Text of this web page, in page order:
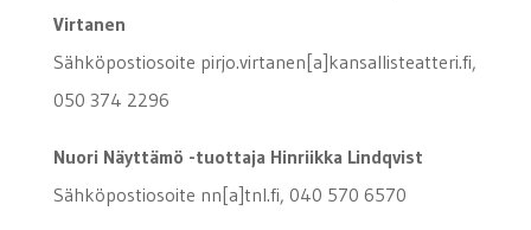
Virtanen
Sähköpostiosoite pirjo.virtanen[a]kansallisteatteri.fi,
050 374 2296
Nuori Näyttämö -tuottaja Hinriikka Lindqvist
Sähköpostiosoite nn[a]tnl.fi, 040 570 6570